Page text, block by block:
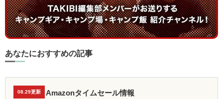
あなたにおすすめの記事
08.29更新 Amazonタイムセール情報